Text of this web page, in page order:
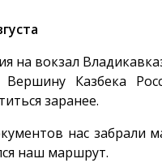
на вокзал
Вершину Казбека
заранее.
нас забрали
наш маршрут.